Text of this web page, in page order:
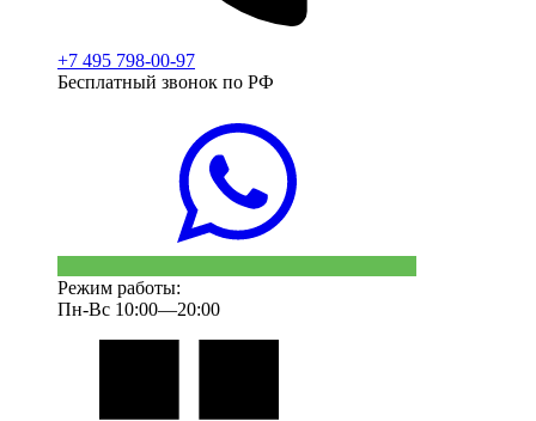
+7 495 798-00-97
Бесплатный звонок по РФ
Режим работы:
Пн-Вс 10:00—20:00